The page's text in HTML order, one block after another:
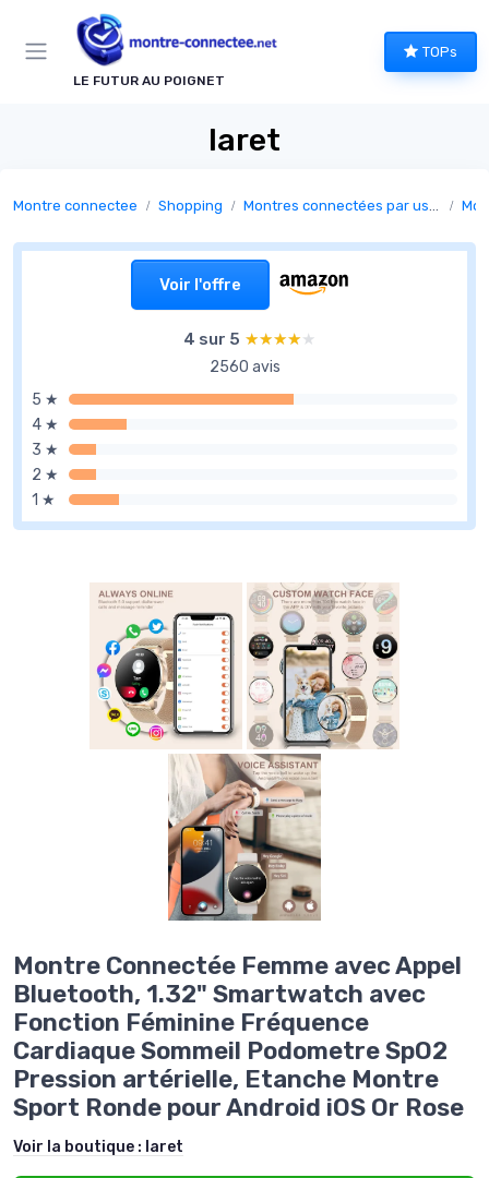
LE FUTUR AU POIGNET
TOPs
Iaret
Montre connectee Shopping Montres connectées par usage
Voir l'offre
4 sur 5 ★★★★★
★★★★★
2560 avis
5 ★
4 ★
3 ★
2 ★
1 ★
Montre Connectée Femme avec Appel
Bluetooth, 1.32" Smartwatch avec
Fonction Féminine Fréquence
Cardiaque Sommeil Podometre SpO2
Pression artérielle, Etanche Montre
Sport Ronde pour Android iOS Or Rose
Voir la boutique : Iaret
Panneau de gestion des cookies